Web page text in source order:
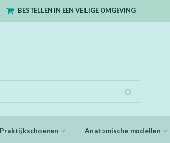
BESTELLEN IN EEN VEILIGE OMGEVING
Praktijkschoenen Anatomische modellen